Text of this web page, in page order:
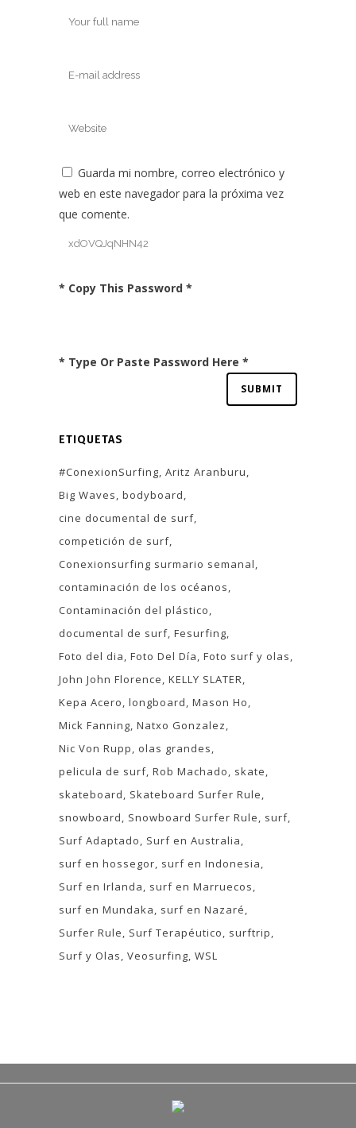
Guarda mi nombre, correo electrónico y
web en este navegador para la próxima vez
que comente.
* Copy This Password *
* Type Or Paste Password Here *
ETIQUETAS
#ConexionSurfing Aritz Aranburu
Big Waves bodyboard
cine documental de surf
competición de surf
Conexionsurfing surmario semanal
contaminación de los océanos
Contaminación del plástico
documental de surf Fesurfing
Foto del dia Foto Del Día Foto surf y olas
John John Florence KELLY SLATER
Kepa Acero longboard Mason Ho
Mick Fanning Natxo Gonzalez
Nic Von Rupp
olas grandes
pelicula de surf Rob Machado
skate
skateboard
Skateboard Surfer Rule
snowboard
Snowboard Surfer Rule
surf
Surf Adaptado
Surf en Australia
surf en hossegor surf en Indonesia
Surf en Irlanda
surf en Marruecos
surf en Mundaka
surf en Nazaré
Surfer Rule
Surf Terapéutico
surftrip
Surf y Olas Veosurfing WSL